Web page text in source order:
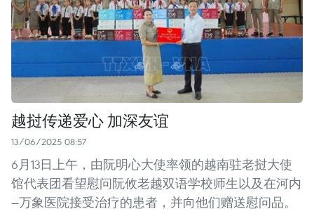
越挝传递爱心 加深友谊
13/06/2025 08:57
6月13日上午，由阮明心大使率领的越南驻老挝大使
馆代表团看望慰问阮攸老越双语学校师生以及在河内
—万象医院接受治疗的患者，并向他们赠送慰问品。